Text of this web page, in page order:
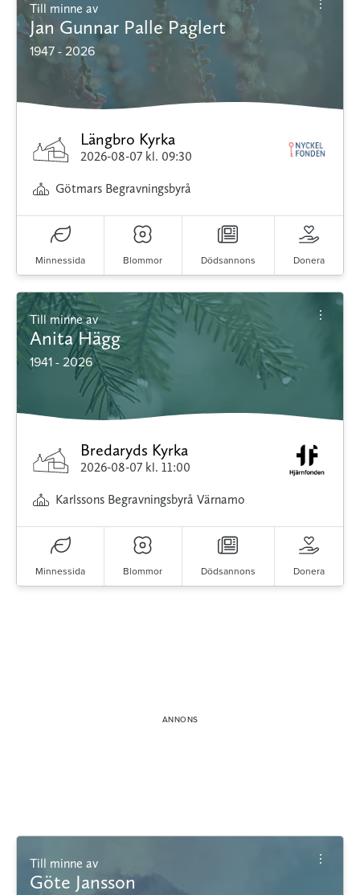
Till minne av
Jan Gunnar Palle Paglert
1947 - 2026
Längbro Kyrka
2026-08-07 kl. 09:30
Götmars Begravningsbyrå
Minnessida Blommor Dödsannons Donera
Till minne av
Anita Hägg
1941 - 2026
Bredaryds Kyrka
2026-08-07 kl. 11:00
Karlssons Begravningsbyrå Värnamo
Minnessida Blommor Dödsannons Donera
Till minne av
Göte Jansson